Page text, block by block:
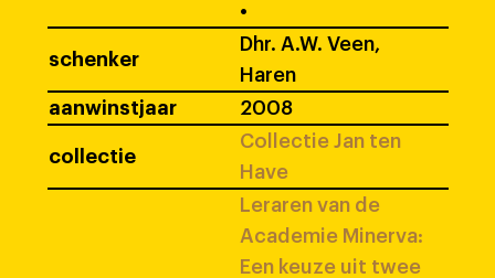
•
schenker
Dhr. A.W. Veen,
Haren
aanwinstjaar
2008
collectie
Collectie Jan ten
Have
Leraren van de
Academie Minerva:
Een keuze uit twee